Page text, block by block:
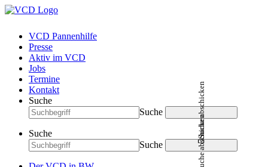
VCD Pannenhilfe
Presse
Aktiv im VCD
Jobs
Termine
Kontakt
Suche
Suche
Suche abschicken
Suche
Suche
Suche abschicken